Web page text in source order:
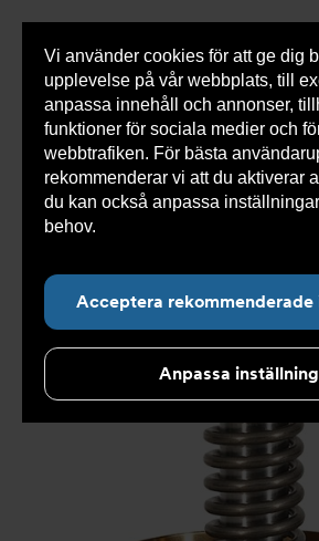
Vi använder cookies för att ge dig
upplevelse på vår webbplats, till
anpassa innehåll och annonser,
funktioner för sociala medier och
webbtrafiken. För bästa
rekommenderar vi att du aktiverar
du kan också anpassa
behov.
Acceptera rekommenderade
Anpassa
0 varor
Du
här:
Armatec > Produkter >
Reservdelar och tillbehör återströmning
utloppsbackventil AT 1167BCV
>
AT 1167B80B2